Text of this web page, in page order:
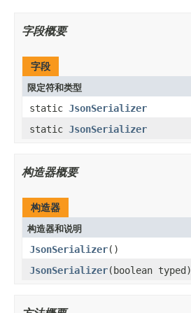
字段概要
字段
限定符和类型
static JsonSerializer
static JsonSerializer
构造器概要
构造器
构造器和说明
JsonSerializer()
JsonSerializer(boolean typed)